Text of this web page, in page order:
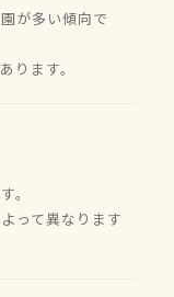
が多い傾向で
ります。
。
って異なります